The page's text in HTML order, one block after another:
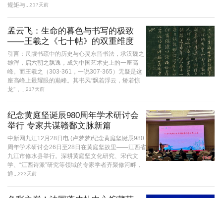
规矩与...
217天前
孟云飞：生命的暮色与书写的极致
——王羲之《七十帖》的双重维度
引言：尺牍书疏中的历史与心灵东晋书法，承汉魏之
雄浑，启六朝之飘逸，成为中国艺术史上的一座高
峰。而王羲之（303-361，一说307-365）无疑是这
座高峰上最耀眼的巅峰。其书风“飘若浮云，矫若惊
龙”，...
217天前
纪念黄庭坚诞辰980周年学术研讨会
举行 专家共谋赣鄱文脉新篇
中新网九江12月28日电 (卢梦梦)纪念黄庭坚诞辰980
周年学术研讨会26日至28日在黄庭坚故里——江西省
九江市修水县举行。深耕黄庭坚文化研究、宋代文
学、“江西诗派”研究等领域的专家学者齐聚修河畔，
通...
223天前